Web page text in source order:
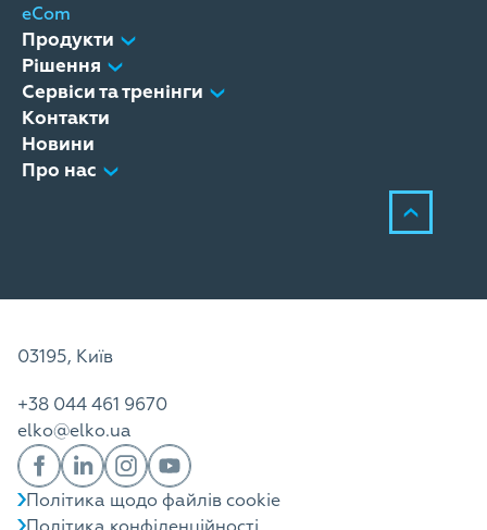
eCom
Продукти
Рішення
Сервіси та тренінги
Контакти
Новини
Про нас
03195, Київ
+38 044 461 9670
elko@elko.ua
Політика щодо файлів cookie